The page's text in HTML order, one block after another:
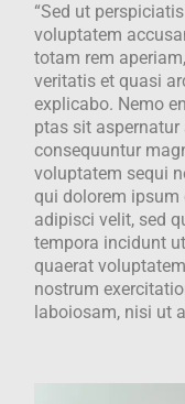
“Sed ut
voluptatem
totam rem
veritatis et quasi
explicabo. Nemo
ptas sit
consequuntur
voluptatem sequi
qui dolorem ipsum
adipisci velit, sed
tempora incidunt
quaerat
nostrum
laboiosam, nisi ut